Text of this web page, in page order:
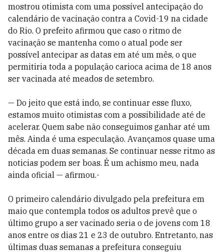
mostrou otimista com uma possível antecipação do
calendário de vacinação contra a Covid-19 na cidade
do Rio. O prefeito afirmou que caso o ritmo de
vacinação se mantenha como o atual pode ser
possível antecipar as datas em até um mês, o que
permitiria toda a população carioca acima de 18 anos
ser vacinada até meados de setembro.
— Do jeito que está indo, se continuar esse fluxo,
estamos muito otimistas com a possibilidade até de
acelerar. Quem sabe não conseguimos ganhar até um
mês. Ainda é uma especulação. Avançamos quase uma
década em duas semanas. Se continuar nesse ritmo as
noticias podem ser boas. É um achismo meu, nada
ainda oficial — afirmou.-
O primeiro calendário divulgado pela prefeitura em
maio que contempla todos os adultos prevê que o
último grupo a ser vacinado seria o de jovens com 18
anos entre os dias 21 e 23 de outubro. Entretanto, nas
últimas duas semanas a prefeitura conseguiu